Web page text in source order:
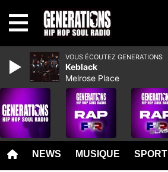
NEWS MUSIQUE SPORT
VOUS ÉCOUTEZ GENERATIONS
Keblack
Melrose Place